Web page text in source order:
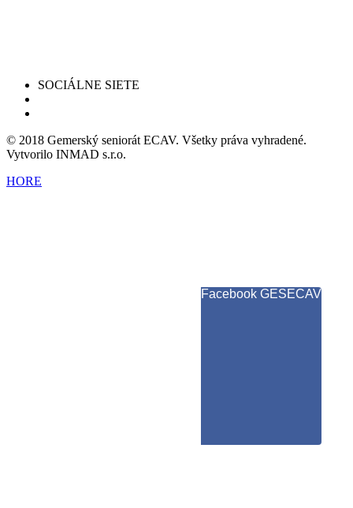
SOCIÁLNE SIETE
© 2018 Gemerský seniorát ECAV. Všetky práva vyhradené.
Vytvorilo INMAD s.r.o.
HORE
Facebook GESECAV